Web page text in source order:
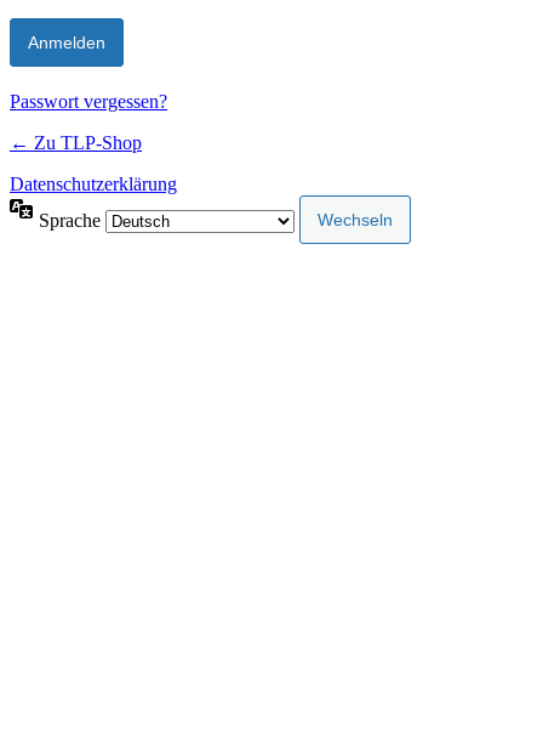
Passwort vergessen?
← Zu TLP-Shop
Datenschutzerklärung
Sprache